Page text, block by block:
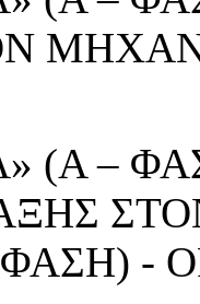
(Α –
ΦΑΣΗ)